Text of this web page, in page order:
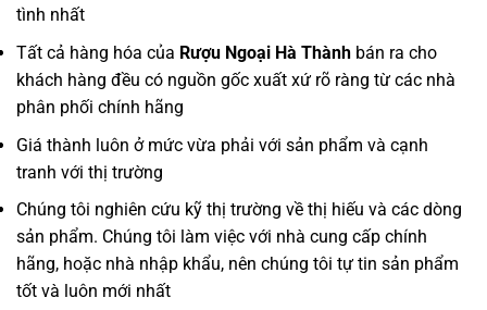
tình nhất
Tất cả hàng hóa của Rượu Ngoại Hà Thành bán ra cho
khách hàng đều có nguồn gốc xuất xứ rõ ràng từ các nhà
phân phối chính hãng
Giá thành luôn ở mức vừa phải với sản phẩm và cạnh
tranh với thị trường
Chúng tôi nghiên cứu kỹ thị trường về thị hiếu và các dòng
sản phẩm. Chúng tôi làm việc với nhà cung cấp chính
hãng, hoặc nhà nhập khẩu, nên chúng tôi tự tin sản phẩm
tốt và luôn mới nhất